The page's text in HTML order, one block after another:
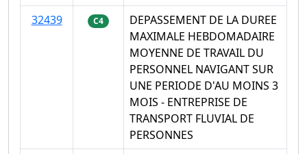
32439
C4
DEPASSEMENT DE LA DUREE
MAXIMALE HEBDOMADAIRE
MOYENNE DE TRAVAIL DU
PERSONNEL NAVIGANT SUR
UNE PERIODE D'AU MOINS 3
MOIS - ENTREPRISE DE
TRANSPORT FLUVIAL DE
PERSONNES